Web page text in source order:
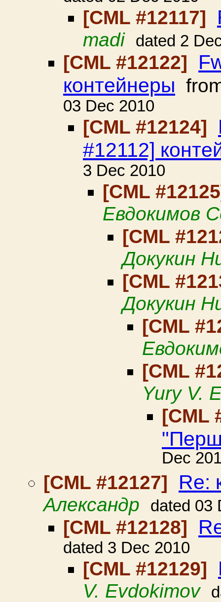
[CML #12117]
madi dated 2
[CML #12122]
контейнеры
03 Dec 2010
[CML #12124]
#12112]
3 Dec 2010
[CML
Евдокимов
[CML
Докукин
[CML
Докукин
[CML
[CML
Yury V.
[CML
Dec
[CML #12127]
Re:
Александр dated 03
[CML #12128]
dated 3 Dec 2010
[CML #12129]
V. Evdokimov